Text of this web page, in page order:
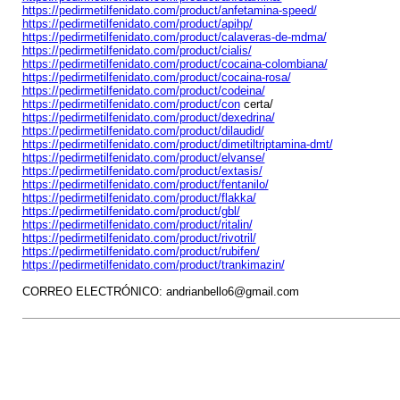
https://pedirmetilfenidato.com/product/anfetamina-speed/
https://pedirmetilfenidato.com/product/apihp/
https://pedirmetilfenidato.com/product/calaveras-de-mdma/
https://pedirmetilfenidato.com/product/cialis/
https://pedirmetilfenidato.com/product/cocaina-colombiana/
https://pedirmetilfenidato.com/product/cocaina-rosa/
https://pedirmetilfenidato.com/product/codeina/
https://pedirmetilfenidato.com/product/concerta/
https://pedirmetilfenidato.com/product/dexedrina/
https://pedirmetilfenidato.com/product/dilaudid/
https://pedirmetilfenidato.com/product/dimetiltriptamina-dmt/
https://pedirmetilfenidato.com/product/elvanse/
https://pedirmetilfenidato.com/product/extasis/
https://pedirmetilfenidato.com/product/fentanilo/
https://pedirmetilfenidato.com/product/flakka/
https://pedirmetilfenidato.com/product/gbl/
https://pedirmetilfenidato.com/product/ritalin/
https://pedirmetilfenidato.com/product/rivotril/
https://pedirmetilfenidato.com/product/rubifen/
https://pedirmetilfenidato.com/product/trankimazin/
CORREO ELECTRÓNICO: andrianbello6@gmail.com